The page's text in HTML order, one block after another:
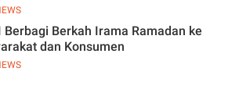
Berbagi Berkah Irama Ramadan ke
dan Konsumen